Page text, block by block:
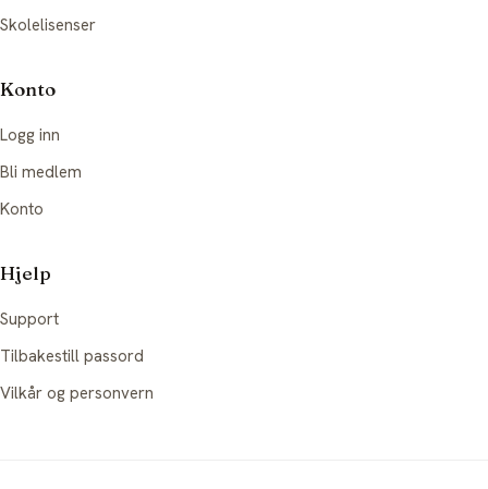
Skolelisenser
Konto
Logg inn
Bli medlem
Konto
Hjelp
Support
Tilbakestill passord
Vilkår og personvern